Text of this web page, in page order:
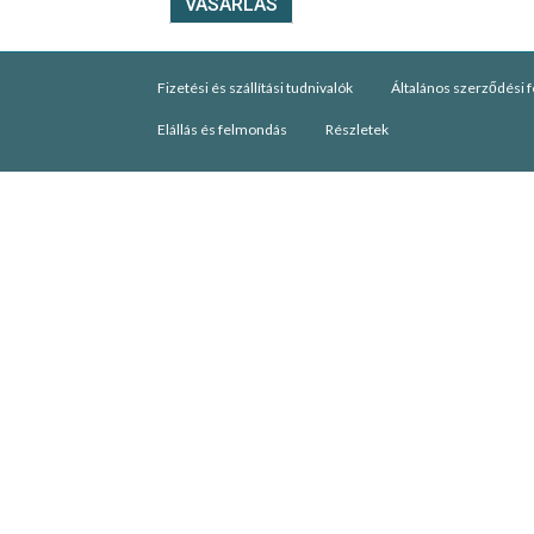
Fizetési és szállítási tudnivalók Általános szerződési
Elállás és felmondás Részletek